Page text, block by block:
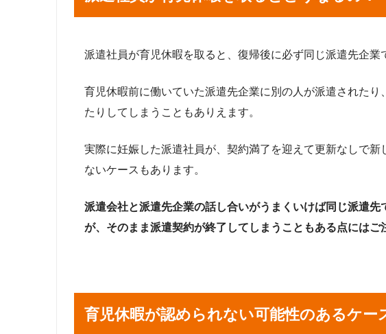
派遣社員が育児休暇を取ると、復帰後に必ず同じ派遣先企業
育児休暇前に働いていた派遣先企業に別の人が派遣されたり
たりしてしまうこともありえます。
実際に妊娠した派遣社員が、契約満了を迎えて更新なしで新
ないケースもあります。
派遣会社と派遣先企業の話し合いがうまくいけば同じ派遣
が、そのまま派遣契約が終了してしまうこともある点にはご
育児休暇が認められない可能性のあるケー